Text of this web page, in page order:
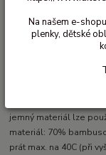
jemný materiál lze
materiál: 70%
prát max. na 40C (při
Na našem e-
plenky, dětské